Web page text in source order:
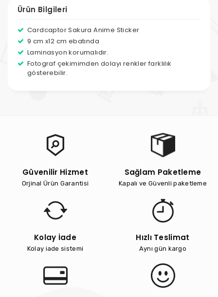
Ürün Bilgileri
Cardcaptor Sakura Anime Sticker
9 cm x12 cm ebatında
Laminasyon korumalıdır.
Fotograf çekimimden dolayı renkler farklılık
gösterebilir.
Güvenilir Hizmet
Orjinal Ürün Garantisi
Sağlam Paketleme
Kapalı ve Güvenli paketleme
Kolay İade
Kolay iade sistemi
Hızlı Teslimat
Aynı gün kargo